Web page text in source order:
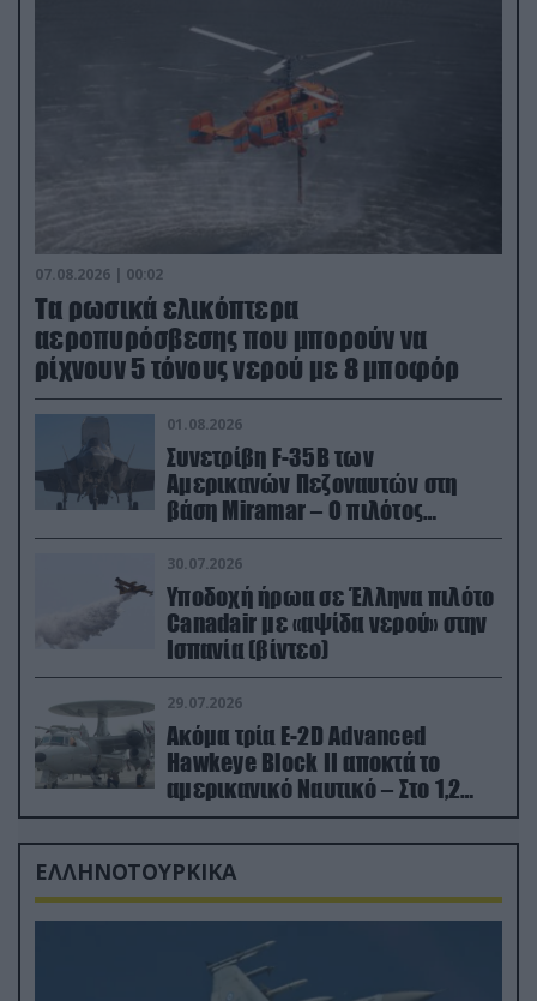
07.08.2026 | 00:02
Τα ρωσικά ελικόπτερα
αεροπυρόσβεσης που μπορούν να
ρίχνουν 5 τόνους νερού με 8 μποφόρ
01.08.2026
Συνετρίβη F-35B των
Αμερικανών Πεζοναυτών στη
βάση Miramar – Ο πιλότος
εκτινάχθηκε εγκαίρως
30.07.2026
Υποδοχή ήρωα σε Έλληνα πιλότο
Canadair με «αψίδα νερού» στην
Ισπανία (βίντεο)
29.07.2026
Ακόμα τρία E-2D Advanced
Hawkeye Block II αποκτά το
αμερικανικό Ναυτικό – Στο 1,2
δισ.δολάρια το κόστος
ΕΛΛΗΝΟΤΟΥΡΚΙΚΑ